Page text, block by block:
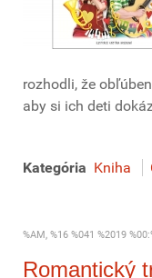
rozhodli, že
aby si ich deti
Kategória Kniha
%AM, %16 %041 %2019
Romantický